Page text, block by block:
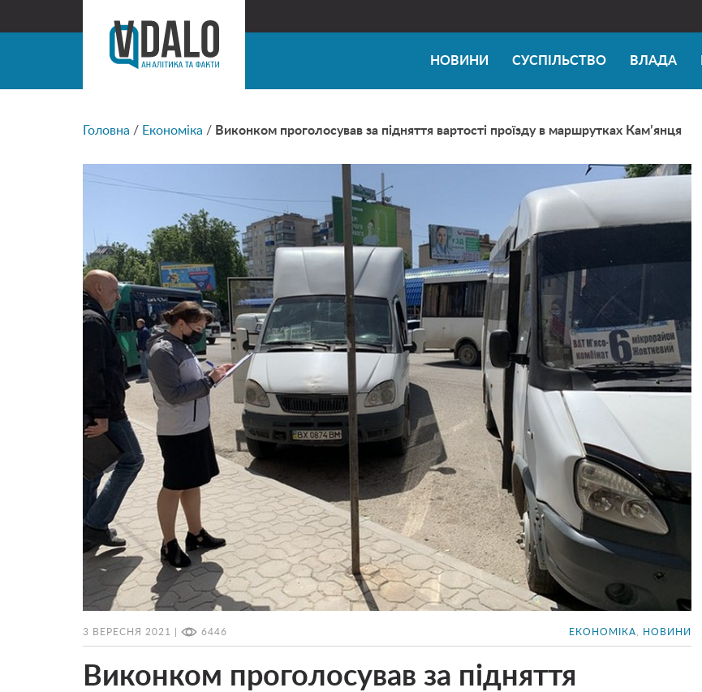
НОВИНИ СУСПІЛЬСТВО ВЛАДА
Головна / Економіка / Виконком проголосував за підняття вартості проїзду в маршрутках Кам’янця
3 ВЕРЕСНЯ 2021 | 6446 ЕКОНОМІКА НОВИНИ
Виконком проголосував за підняття